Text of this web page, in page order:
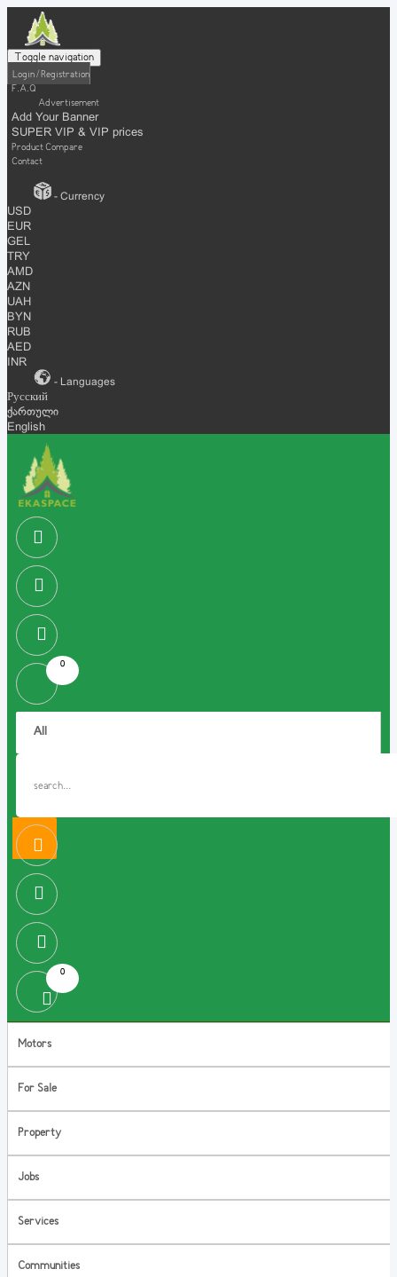
Toggle navigation
Login / Registration
F.A.Q
Advertisement
Add Your Banner
SUPER VIP & VIP prices
Product Compare
Contact
- Currency
USD
EUR
GEL
TRY
AMD
AZN
UAH
BYN
RUB
AED
INR
- Languages
Русский
ქართული
English
0
0
Motors
For Sale
Property
Jobs
Services
Communities